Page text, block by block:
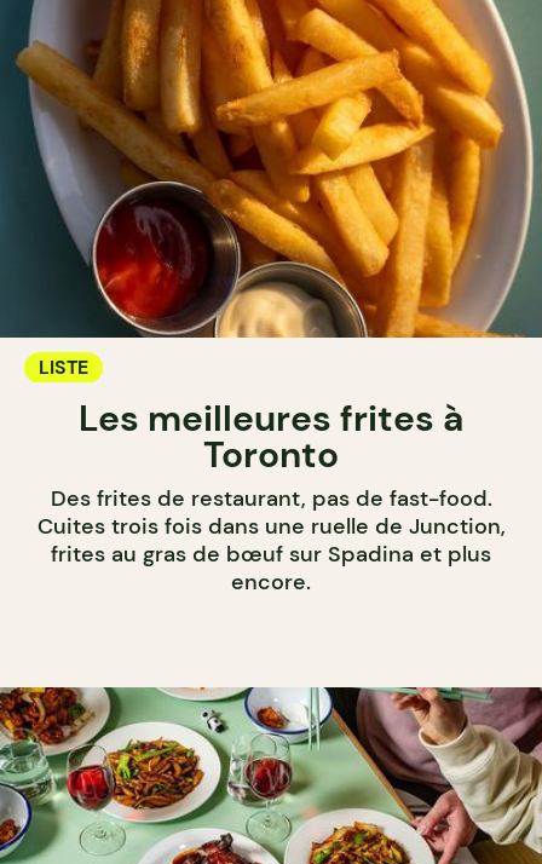
LISTE
Les meilleures frites à
Toronto
Des frites de restaurant, pas de fast-food.
Cuites trois fois dans une ruelle de Junction,
frites au gras de bœuf sur Spadina et plus
encore.